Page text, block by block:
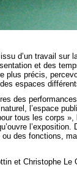
d’un travail sur
et des
plus précis,
espaces
des
l’espace
tous les corps
des fonctions,
et Christophe Le